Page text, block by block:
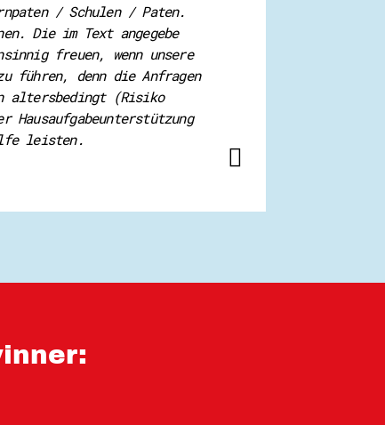
/ Schulen / Paten.
Die im Text angegebe
freuen, wenn unsere
führen, denn die Anfragen
altersbedingt (Risiko
Hausaufgabeunterstützung
leisten.